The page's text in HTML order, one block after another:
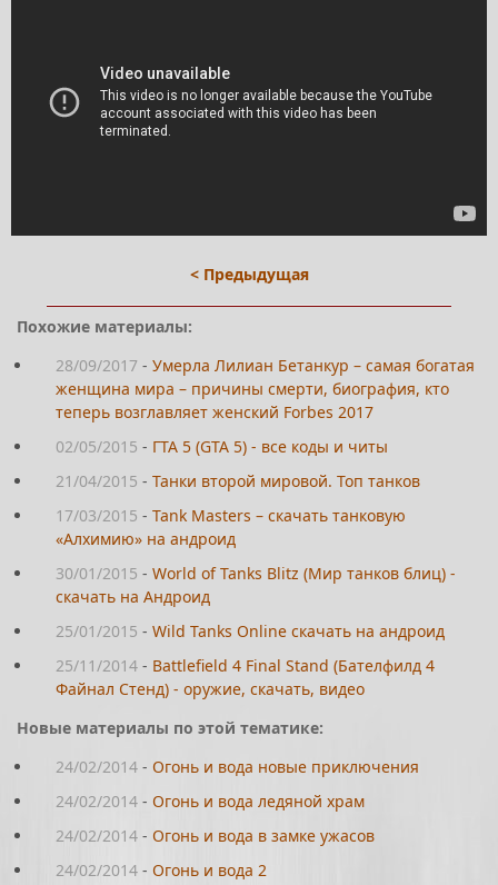
< Предыдущая
Похожие материалы:
28/09/2017 - Умерла Лилиан Бетанкур – самая богатая
женщина мира – причины смерти, биография, кто
теперь возглавляет женский Forbes 2017
02/05/2015 - ГТА 5 (GTA 5) - все коды и читы
21/04/2015 - Танки второй мировой. Топ танков
17/03/2015 - Tank Masters – скачать танковую
«Алхимию» на андроид
30/01/2015 - World of Tanks Blitz (Мир танков блиц) -
скачать на Андроид
25/01/2015 - Wild Tanks Online скачать на андроид
25/11/2014 - Battlefield 4 Final Stand (Бателфилд 4
Файнал Стенд) - оружие, скачать, видео
Новые материалы по этой тематике:
24/02/2014 - Огонь и вода новые приключения
24/02/2014 - Огонь и вода ледяной храм
24/02/2014 - Огонь и вода в замке ужасов
24/02/2014 - Огонь и вода 2